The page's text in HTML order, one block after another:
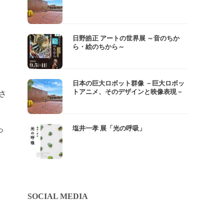
日野皓正 アートの世界展 ～音のちか
ら・絵のちから～
日本の巨大ロボット群像 －巨大ロボッ
トアニメ、そのデザインと映像表現－
塩井一孝 展「光の呼吸」
SOCIAL MEDIA